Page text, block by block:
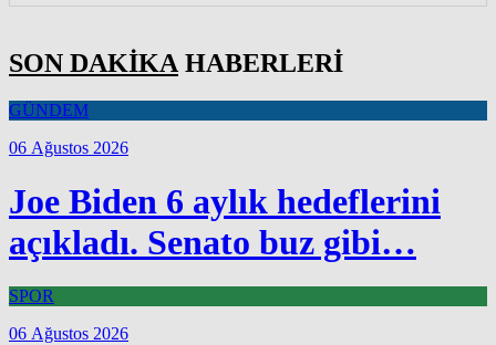
SON DAKİKA HABERLERİ
GÜNDEM
06 Ağustos 2026
Joe Biden 6 aylık hedeflerini
açıkladı. Senato buz gibi…
SPOR
06 Ağustos 2026